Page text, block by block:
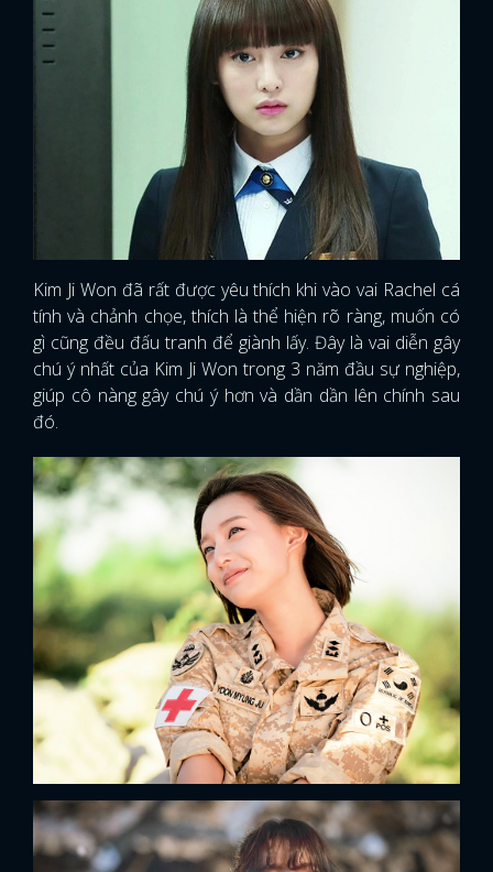
Kim Ji Won đã rất được yêu thích khi vào vai Rachel cá
tính và chảnh chọe, thích là thể hiện rõ ràng, muốn có
gì cũng đều đấu tranh để giành lấy. Đây là vai diễn gây
chú ý nhất của Kim Ji Won trong 3 năm đầu sự nghiệp,
giúp cô nàng gây chú ý hơn và dần dần lên chính sau
đó.